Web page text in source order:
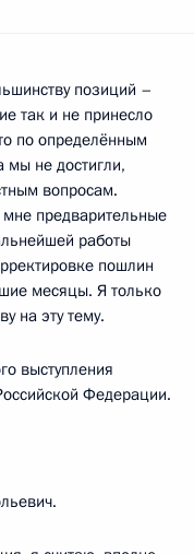
позиций –
так и не принесло
по определённым
мы не достигли,
вопросам.
предварительные
работы
пошлин
месяцы. Я только
на эту тему.
выступления
Федерации.